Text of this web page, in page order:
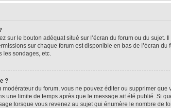
sur le bouton adéquat situé sur l’écran du forum ou du sujet.
sur chaque forum est disponible en bas de l’écran
les sondages, etc.
?
du forum, vous ne pouvez éditer ou supprimer que
une limite de temps après que le message ait été publié. Si
lorsque vous revenez au sujet qui énumère le nombre de